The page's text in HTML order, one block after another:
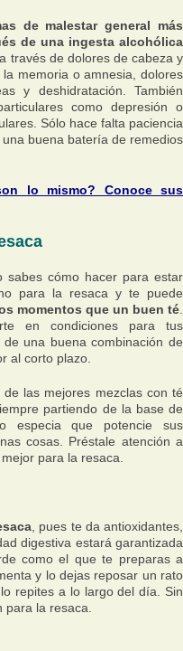
de malestar general más
de una ingesta alcohólica
través de dolores de cabeza y
memoria o amnesia, dolores
y deshidratación. También
como depresión o
Sólo hace falta paciencia
buena batería de remedios
lo mismo? Conoce sus
sabes cómo hacer para estar
para la resaca y te puede
momentos que un buen té
en condiciones para tus
una buena combinación de
al corto plazo.
las mejores mezclas con té
partiendo de la base de
especia que potencie sus
cosas. Préstale atención a
para la resaca.
, pues te da antioxidantes,
digestiva estará garantizada
como el que te preparas a
y lo dejas reposar un rato
repites a lo largo del día. Sin
la resaca.